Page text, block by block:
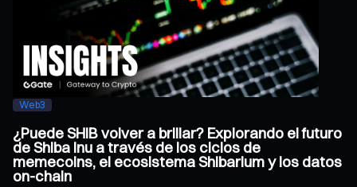
Web3
¿Puede SHIB volver a brillar? Explorando el futuro
de Shiba Inu a través de los ciclos de
memecoins, el ecosistema Shibarium y los datos
on-chain